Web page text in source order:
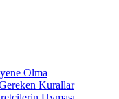
Olma
Kurallar